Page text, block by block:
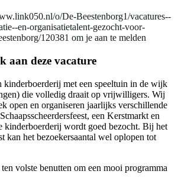
o/De-Beestenborg1/vacatures--
en-organisatietalent-gezocht-voor-
120381 om je aan te melden
aan deze vacature
kinderboerderij met een speeltuin in de wijk
die volledig draait op vrijwilligers. Wij
open en organiseren jaarlijks verschillende
een Kerstmarkt en
kinderboerderij wordt goed bezocht. Bij het
kan het bezoekersaantal wel oplopen tot
volste benutten om een mooi programma